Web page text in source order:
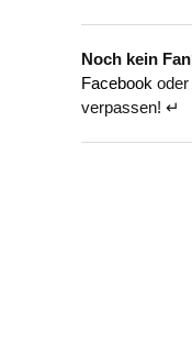
Noch kein
Facebook oder
verpassen! ↵